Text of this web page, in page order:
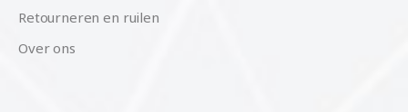
Retourneren en ruilen
Over ons